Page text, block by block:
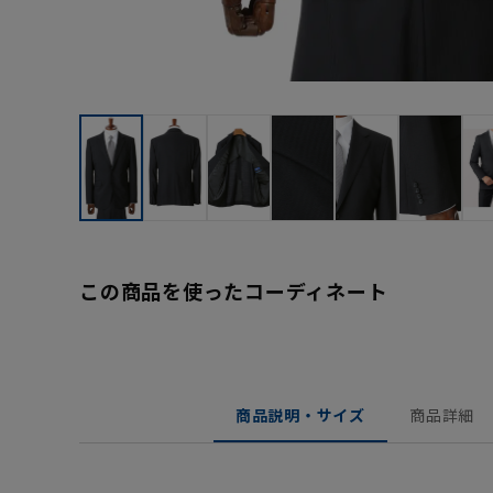
この商品を使ったコーディネート
商品説明・サイズ 商品詳細